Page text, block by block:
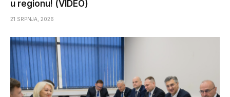
u regionu! (VIDEO)
21 SRPNJA, 2026